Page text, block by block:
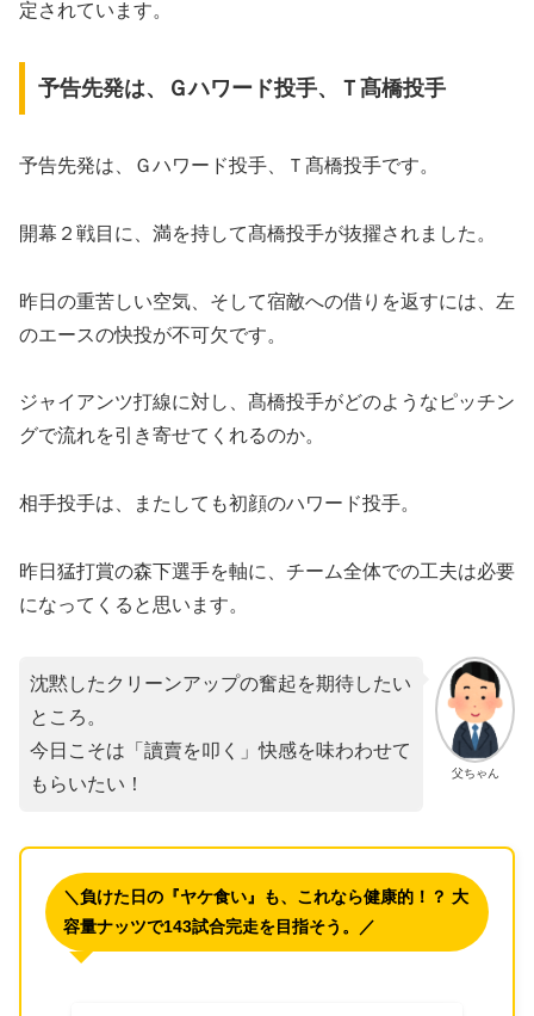
定されています。
予告先発は、Ｇハワード投手、Ｔ髙橋投手
予告先発は、Ｇハワード投手、Ｔ髙橋投手です。
開幕２戦目に、満を持して髙橋投手が抜擢されました。
昨日の重苦しい空気、そして宿敵への借りを返すには、左
のエースの快投が不可欠です。
ジャイアンツ打線に対し、髙橋投手がどのようなピッチン
グで流れを引き寄せてくれるのか。
相手投手は、またしても初顔のハワード投手。
​昨日猛打賞の森下選手を軸に、チーム全体での工夫は必要
になってくると思います。
父ちゃん
沈黙したクリーンアップの奮起を期待したい
ところ。
今日こそは「讀賣を叩く」快感を味わわせて
もらいたい！
＼負けた日の『ヤケ食い』も、これなら健康的！？ 大
容量ナッツで143試合完走を目指そう。／